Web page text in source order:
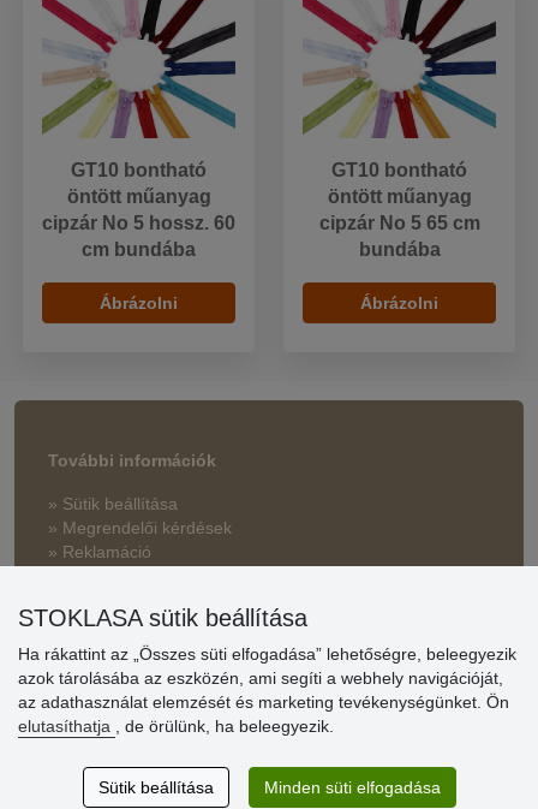
GT10 bontható
öntött műanyag
cipzár No 5 hossz. 60
cm bundába
Ábrázolni
GT10 bontható
öntött műanyag
cipzár No 5 65 cm
bundába
Ábrázolni
További információk
» Sütik beállítása
» Megrendelői kérdések
» Reklamáció
» Kedvezmények és jutalmak nagykereskedelmi
vásárlóinknak
» Súgó
Vásárlók
STOKLASA sütik beállítása
Ha rákattint az „Összes süti elfogadása” lehetőségre, beleegyezik
azok tárolásába az eszközén, ami segíti a webhely navigációját,
az adathasználat elemzését és marketing tevékenységünket. Ön
elutasíthatja
, de örülünk, ha beleegyezik.
Sütik beállítása Minden süti elfogadása